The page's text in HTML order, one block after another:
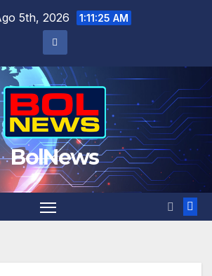
5th, 2026 1:11:26 AM
BolNews